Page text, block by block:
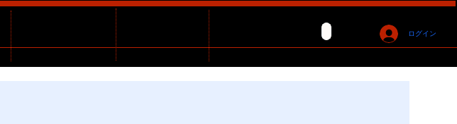
ログイン